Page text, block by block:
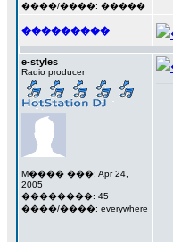
����/����: �����
���������
e-styles
Radio producer
M���� ���: Apr 24,
2005
��������: 45
����/����: everywhere